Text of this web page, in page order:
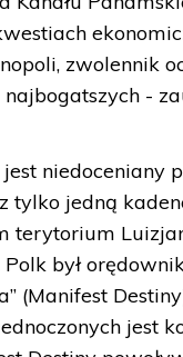
zwolennik
-
niedoceniany
tylko jedną
terytorium
był
(Manifest
jest